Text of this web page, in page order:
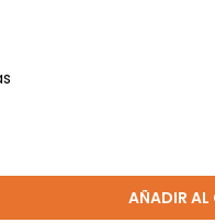
AÑADIR AL